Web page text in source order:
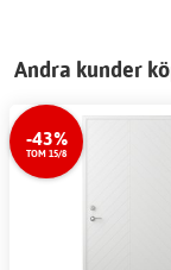
Andra kunder
-43%
TOM 15/8